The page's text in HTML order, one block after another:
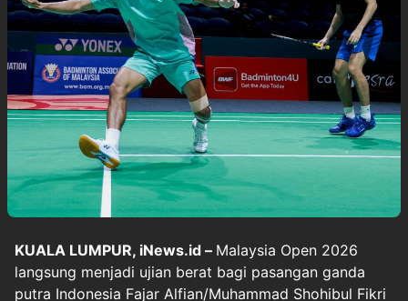
KUALA LUMPUR, iNews.id – Malaysia Open 2026
langsung menjadi ujian berat bagi pasangan ganda
putra Indonesia Fajar Alfian/Muhammad Shohibul Fikri